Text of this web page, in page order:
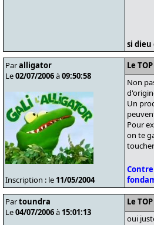
si dieu
Paralligator
Le02/07/2006à09:50:58
Inscription : le 11/05/2004
Le
Non
Un
Pour
on te
Partoundra
Le04/07/2006à 15:01:13
Le
oui